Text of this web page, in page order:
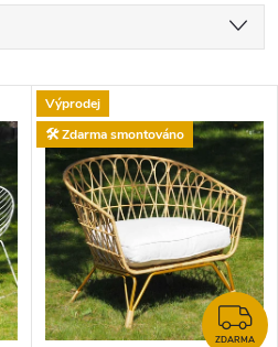
Výprodej
🛠️ Zdarma smontováno
ZDARMA